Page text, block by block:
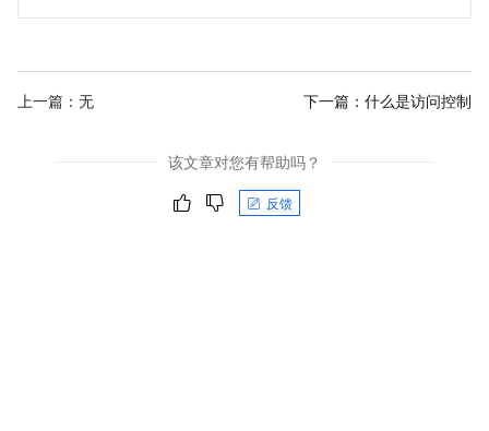
上一篇：无 下一篇： 什么是访问控制
该文章对您有帮助吗？
反馈